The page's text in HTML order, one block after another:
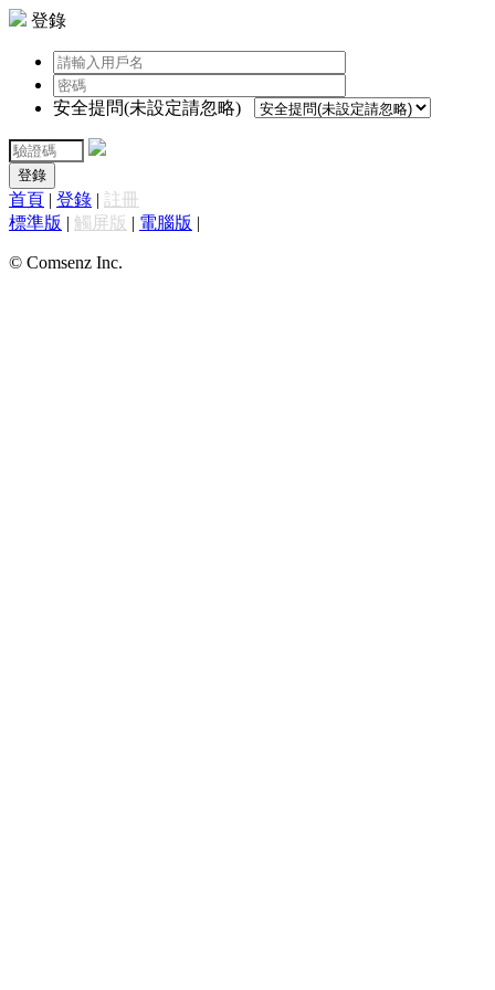
登錄
安全提問(未設定請忽略)
登錄
首頁 | 登錄 | 註冊
標準版 | 觸屏版 | 電腦版 |
© Comsenz Inc.